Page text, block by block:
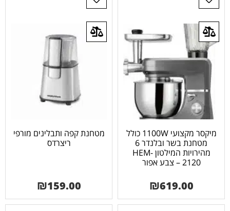
מיקסר מקצועי 1100W כולל
מטחנת בשר ובלנדר 6
מהירויות המילטון HEM-
2120 – צבע אפור
₪619.00
מטחנת קפה ותבלינים מורפי
ריצרדס
₪159.00